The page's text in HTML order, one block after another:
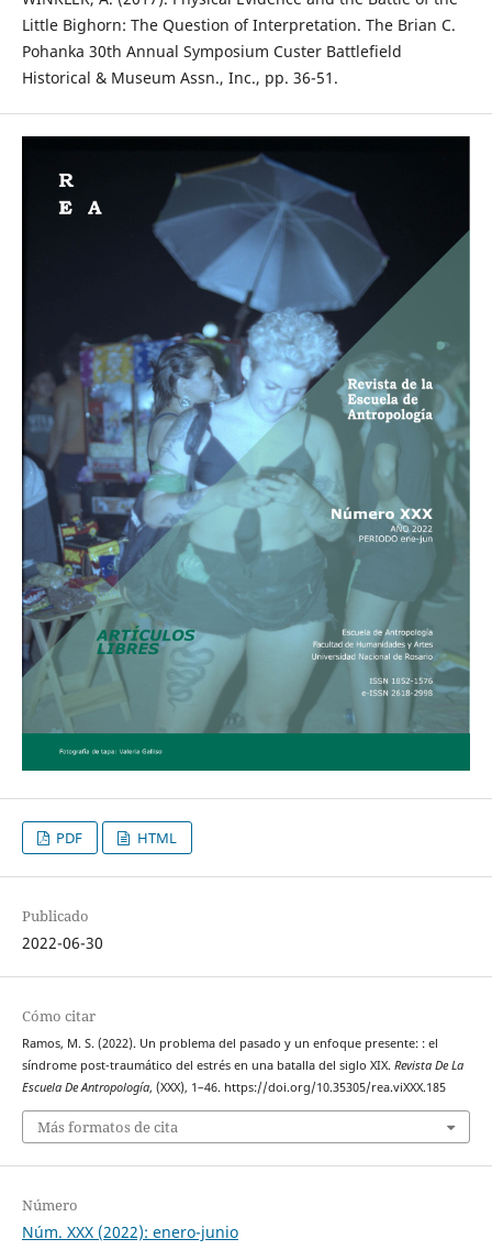
Little Bighorn: The Question of Interpretation. The Brian C.
Pohanka 30th Annual Symposium Custer Battlefield
Historical & Museum Assn., Inc., pp. 36-51.
PDF HTML
Publicado
2022-06-30
Cómo citar
Ramos, M. S. (2022). Un problema del pasado y un enfoque presente: : el
síndrome post-traumático del estrés en una batalla del siglo XIX. Revista De La
Escuela De Antropología, (XXX), 1–46. https://doi.org/10.35305/rea.viXXX.185
Más formatos de cita
Número
Núm. XXX (2022): enero-junio